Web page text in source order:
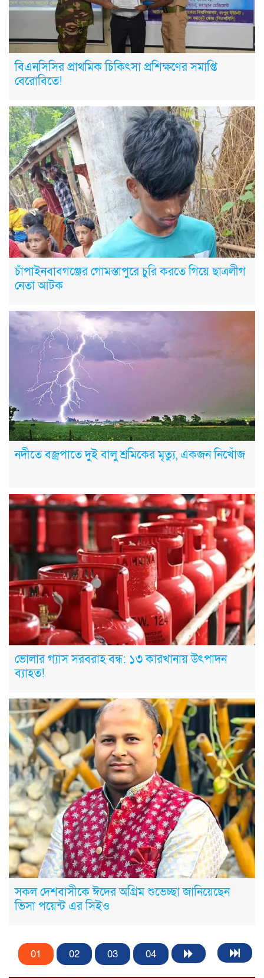
বিএনসিসির প্রাথমিক চিকিৎসা প্রশিক্ষণের সমাপ্তি
বেরোবিতে!
চাঁপাইনবাবগঞ্জের গোমস্তাপুরে চুরি করতে গিয়ে ছাত্রলীগ
নেতা আটক
নদীতে বজ্রপাতে দুই বালু শ্রমিকের মৃত্যু, একজন নিখোঁজ
ভোলার গ্যাস সরবরাহ বন্ধ: ১৩ কারখানায় উৎপাদন
ব্যাহত!
সকল দেশবাসীকে ঈদের অগ্রিম শুভেচ্ছা জানিয়েছেন
ভিসা পয়েন্ট এর সিইও
01 02 03 04